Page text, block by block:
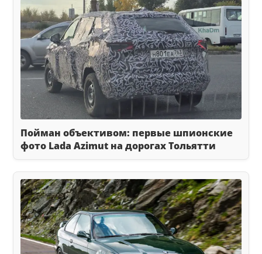
Пойман объективом: первые шпионские
фото Lada Azimut на дорогах Тольятти